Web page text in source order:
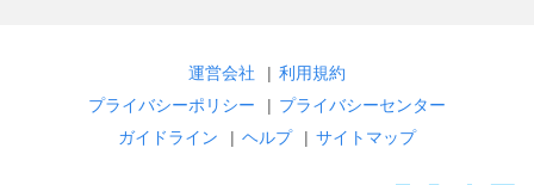
運営会社 | 利用規約
プライバシーポリシー
| プライバシーセンター
ガイドライン
| ヘルプ | サイトマップ